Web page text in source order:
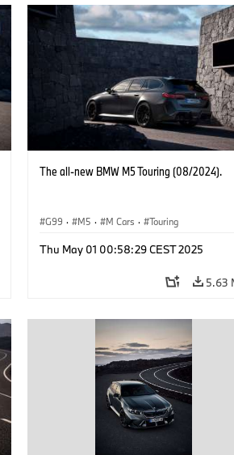
The all-new BMW M5 Touring (08/2024).
G99 · M5 · M Cars · Touring
Thu May 01 00:58:29 CEST 2025
5.63